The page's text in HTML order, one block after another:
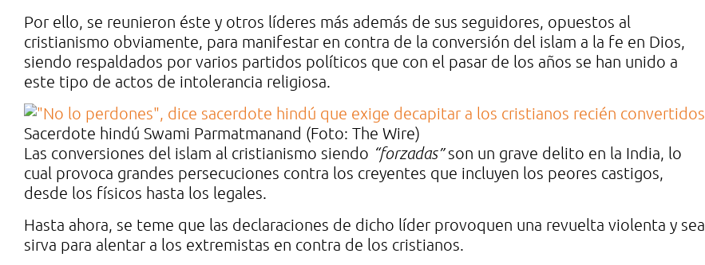
Por ello, se reunieron éste y otros líderes más además de sus seguidores, opuestos al
cristianismo obviamente, para manifestar en contra de la conversión del islam a la fe en Dios,
siendo respaldados por varios partidos políticos que con el pasar de los años se han unido a
este tipo de actos de intolerancia religiosa.
Sacerdote hindú Swami Parmatmanand (Foto: The Wire)
Las conversiones del islam al cristianismo siendo “forzadas”son un grave delito en la India, lo
cual provoca grandes persecuciones contra los creyentes que incluyen los peores castigos,
desde los físicos hasta los legales.
Hasta ahora, se teme que las declaraciones de dicho líder provoquen una revuelta violenta y sea
sirva para alentar a los extremistas en contra de los cristianos.